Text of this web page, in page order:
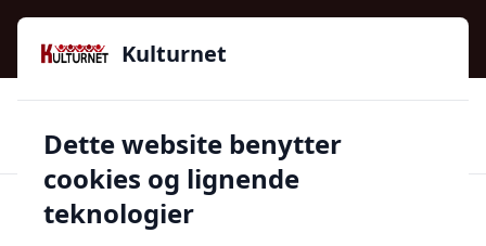
Kulturnet - Alt Det Gode I Livet | Din Kulturguide Siden
2016
97 kategorier 👍Kun godkendte butikker
Kulturnet
Dette website benytter
cookies og lignende
teknologier